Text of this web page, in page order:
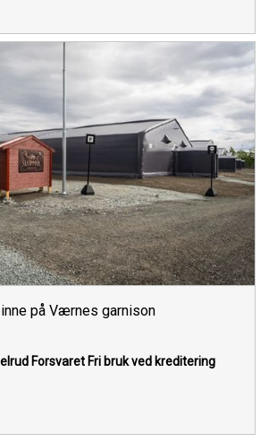
på Værnes garnison
ForsvaretFri bruk ved kreditering